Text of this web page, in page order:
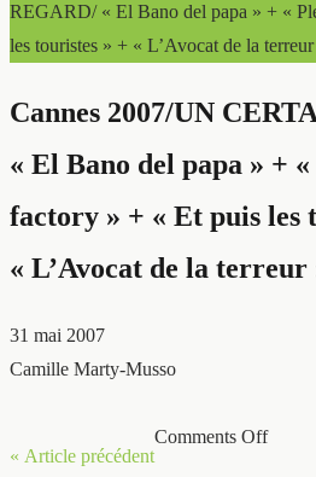
REGARD/ « El Bano del papa » + «
les touristes » + « L’Avocat de la
Cannes 2007/UN
« El Bano del papa » +
factory » + « Et puis les
« L’Avocat de la terreur
31 mai 2007
Camille Marty-Musso
« Article précédent
Comments Off